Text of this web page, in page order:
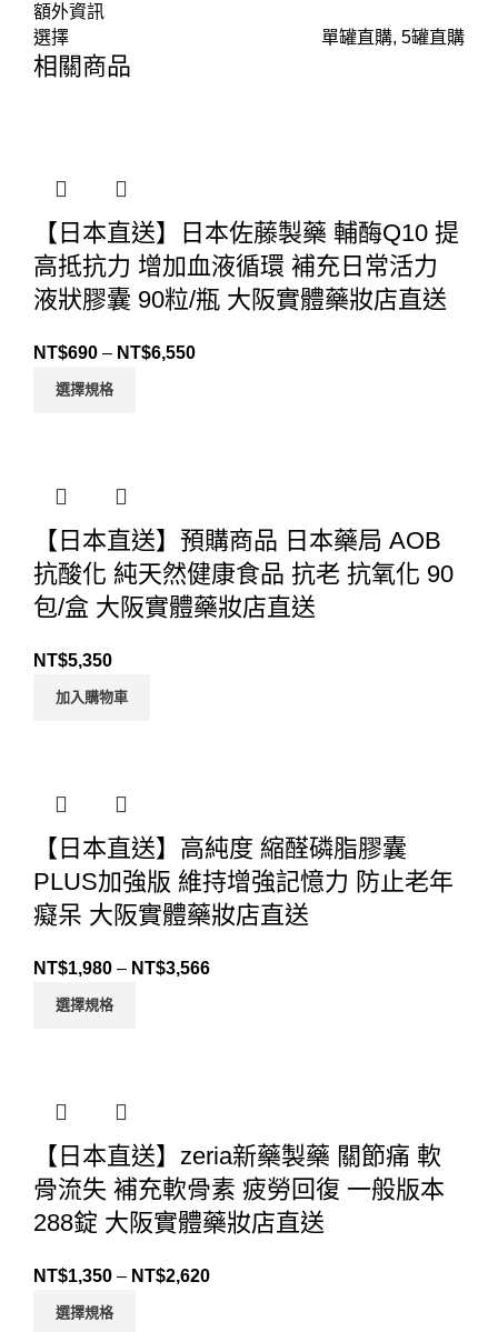
額外資訊
選擇
單罐直購, 5罐直購
相關商品
【日本直送】日本佐藤製藥 輔酶Q10 提
高抵抗力 增加血液循環 補充日常活力
液狀膠囊 90粒/瓶 大阪實體藥妝店直送
NT$690 – NT$6,550
選擇規格
【日本直送】預購商品 日本藥局 AOB
抗酸化 純天然健康食品 抗老 抗氧化 90
包/盒 大阪實體藥妝店直送
NT$5,350
加入購物車
【日本直送】高純度 縮醛磷脂膠囊
PLUS加強版 維持增強記憶力 防止老年
癡呆 大阪實體藥妝店直送
NT$1,980 – NT$3,566
選擇規格
【日本直送】zeria新藥製藥 關節痛 軟
骨流失 補充軟骨素 疲勞回復 一般版本
288錠 大阪實體藥妝店直送
NT$1,350 – NT$2,620
選擇規格